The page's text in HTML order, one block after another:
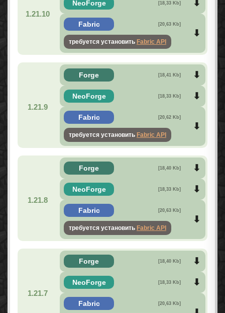
1.21.10
NeoForge [18,33 Kb]
Fabric [20,63 Kb]
требуется установить Fabric API
1.21.9
Forge [18,41 Kb]
NeoForge [18,33 Kb]
Fabric [20,62 Kb]
требуется установить Fabric API
1.21.8
Forge [18,40 Kb]
NeoForge [18,33 Kb]
Fabric [20,63 Kb]
требуется установить Fabric API
1.21.7
Forge [18,40 Kb]
NeoForge [18,33 Kb]
Fabric [20,63 Kb]